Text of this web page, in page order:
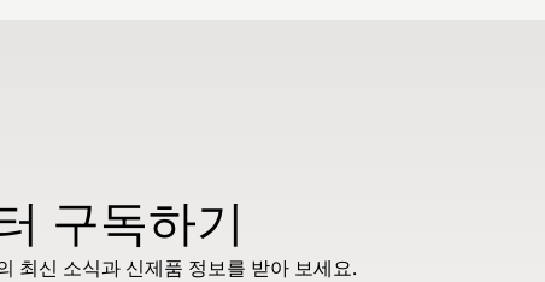
구독하기
최신 소식과 신제품 정보를 받아 보세요.